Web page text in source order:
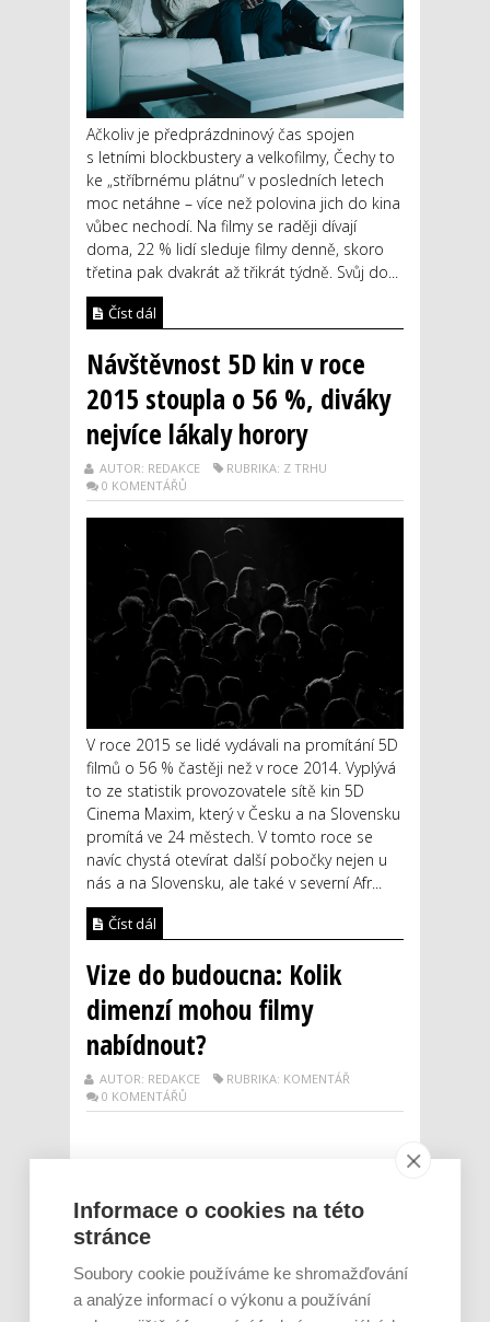
Ačkoliv je předprázdninový čas spojen
s letními blockbustery a velkofilmy, Čechy to
ke „stříbrnému plátnu“ v posledních letech
moc netáhne – více než polovina jich do kina
vůbec nechodí. Na filmy se raději dívají
doma, 22 % lidí sleduje filmy denně, skoro
třetina pak dvakrát až třikrát týdně. Svůj do...
Číst dál
Návštěvnost 5D kin v roce
2015 stoupla o 56 %, diváky
nejvíce lákaly horory
AUTOR: REDAKCE
RUBRIKA: Z TRHU
0 KOMENTÁŘŮ
V roce 2015 se lidé vydávali na promítání 5D
filmů o 56 % častěji než v roce 2014. Vyplývá
to ze statistik provozovatele sítě kin 5D
Cinema Maxim, který v Česku a na Slovensku
promítá ve 24 městech. V tomto roce se
navíc chystá otevírat další pobočky nejen u
nás a na Slovensku, ale také v severní Afr...
Číst dál
Vize do budoucna: Kolik
dimenzí mohou filmy
nabídnout?
AUTOR: REDAKCE
RUBRIKA: KOMENTÁŘ
0 KOMENTÁŘŮ
Informace o cookies na této
stránce
Soubory cookie používáme ke shromažďování
a analýze informací o výkonu a používání